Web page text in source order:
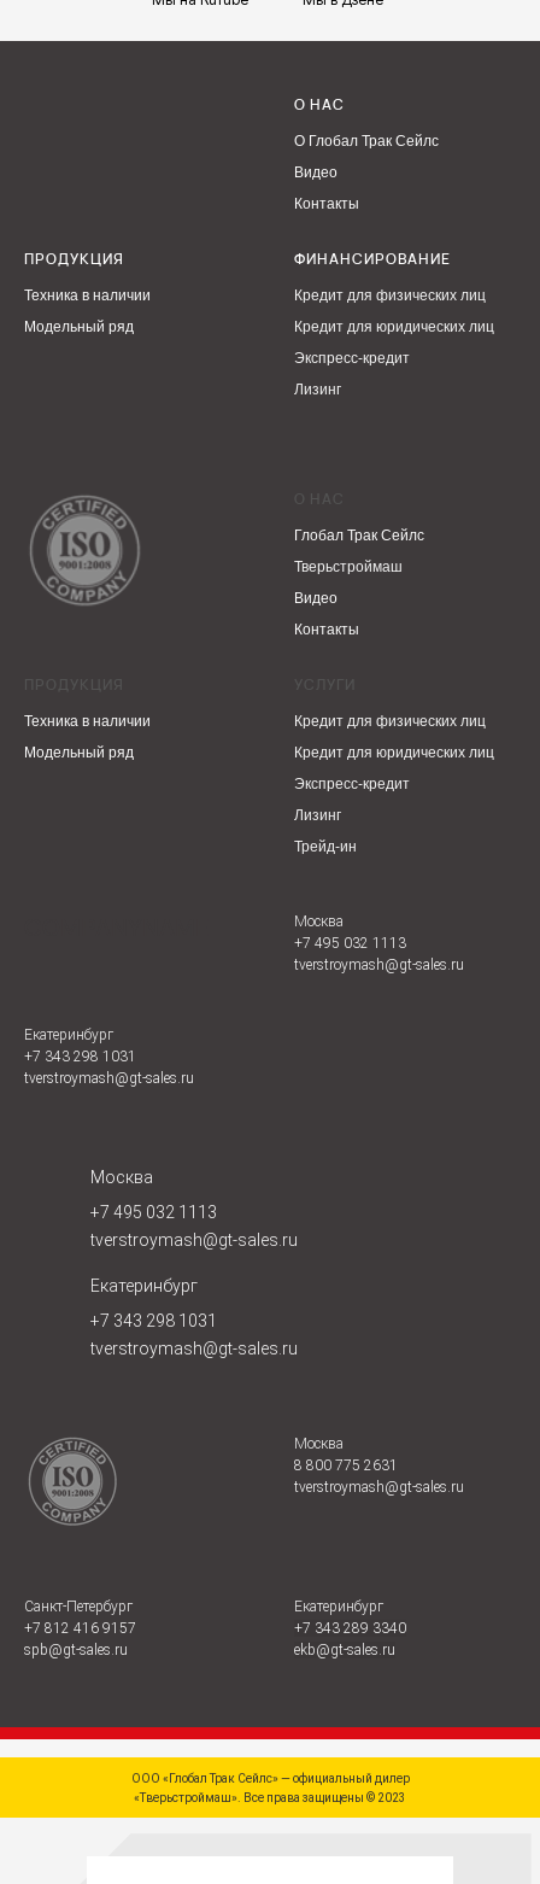
О НАС
О Глобал Трак Сейлс
Видео
Контакты
ПРОДУКЦИЯ
Техника в наличии
Модельный ряд
ФИНАНСИРОВАНИЕ
Кредит для физических лиц
Кредит для юридических лиц
Экспресс-кредит
Лизинг
О НАС
Глобал Трак Сейлс
Тверьстроймаш
Видео
Контакты
ПРОДУКЦИЯ
Техника в наличии
Модельный ряд
УСЛУГИ
Кредит для физических лиц
Кредит для юридических лиц
Экспресс-кредит
Лизинг
Трейд-ин
Москва
+7 495 032 1113
tverstroymash@gt-sales.ru
Екатеринбург
+7 343 298 1031
tverstroymash@gt-sales.ru
Москва
+7 495 032 1113
tverstroymash@gt-sales.ru
Екатеринбург
+7 343 298 1031
tverstroymash@gt-sales.ru
Москва
8 800 775 2631
tverstroymash@gt-sales.ru
Санкт-Петербург
+7 812 416 9157
spb@gt-sales.ru
Екатеринбург
+7 343 289 3340
ekb@gt-sales.ru
ООО «Глобал Трак Сейлс» — официальный дилер
«Тверьстроймаш». Все права защищены © 2023